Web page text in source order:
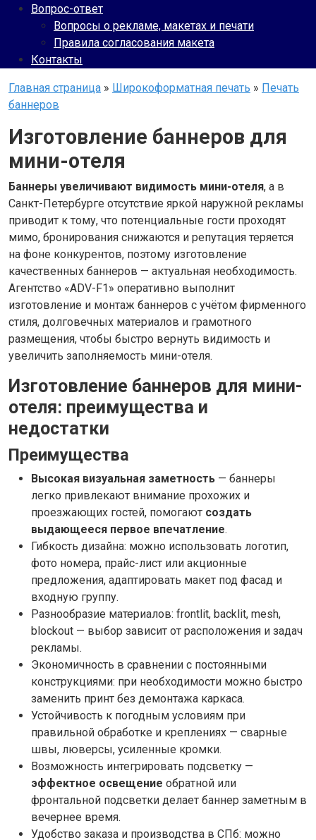
Вопрос-ответ
Вопросы о рекламе, макетах и печати
Правила согласования макета
Контакты
Главная страница » Широкоформатная печать » Печать
баннеров
Изготовление баннеров для
мини-отеля
Баннеры увеличивают видимость мини-отеля, а в
Санкт-Петербурге отсутствие яркой наружной рекламы
приводит к тому, что потенциальные гости проходят
мимо, бронирования снижаются и репутация теряется
на фоне конкурентов, поэтому изготовление
качественных баннеров — актуальная необходимость.
Агентство «ADV-F1» оперативно выполнит
изготовление и монтаж баннеров с учётом фирменного
стиля, долговечных материалов и грамотного
размещения, чтобы быстро вернуть видимость и
увеличить заполняемость мини-отеля.
Изготовление баннеров для мини-
отеля: преимущества и
недостатки
Преимущества
Высокая визуальная заметность — баннеры
легко привлекают внимание прохожих и
проезжающих гостей, помогают создать
выдающееся первое впечатление.
Гибкость дизайна: можно использовать логотип,
фото номера, прайс-лист или акционные
предложения, адаптировать макет под фасад и
входную группу.
Разнообразие материалов: frontlit, backlit, mesh,
blockout — выбор зависит от расположения и задач
рекламы.
Экономичность в сравнении с постоянными
конструкциями: при необходимости можно быстро
заменить принт без демонтажа каркаса.
Устойчивость к погодным условиям при
правильной обработке и креплениях — сварные
швы, люверсы, усиленные кромки.
Возможность интегрировать подсветку —
эффектное освещение обратной или
фронтальной подсветки делает баннер заметным в
вечернее время.
Удобство заказа и производства в СПб: можно